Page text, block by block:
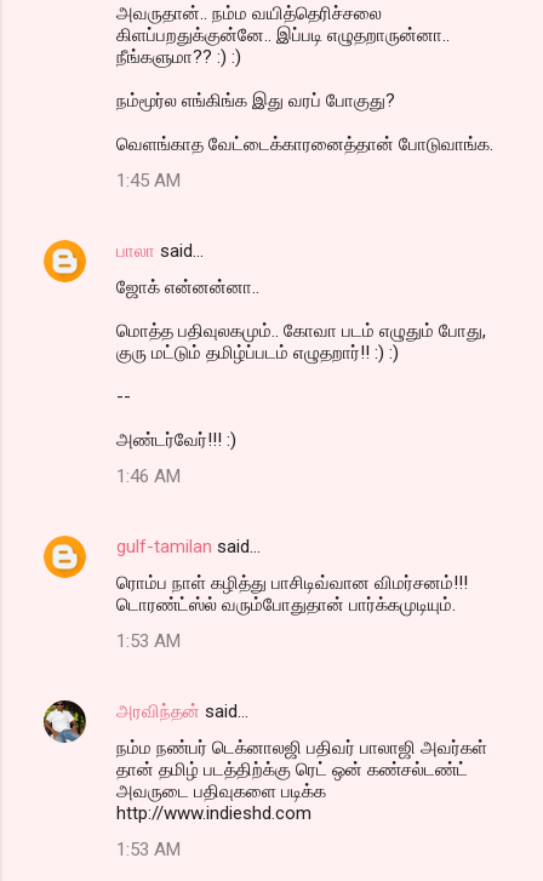
அவருதான்.. நம்ம வயித்தெரிச்சலை
கிளப்பறதுக்குன்னே.. இப்படி எழுதறாருன்னா..
நீங்களுமா?? :) :)
நம்மூர்ல எங்கிங்க இது வரப் போகுது?
வெளங்காத வேட்டைக்காரனைத்தான் போடுவாங்க.
1:45 AM
பாலா said…
ஜோக் என்னன்னா..
மொத்த பதிவுலகமும்.. கோவா படம் எழுதும் போது,
குரு மட்டும் தமிழ்ப்படம் எழுதறார்!! :) :)
--
அண்டர்வேர்!!! :)
1:46 AM
gulf-tamilan said…
ரொம்ப நாள் கழித்து பாசிடிவ்வான விமர்சனம்!!!
டொரண்ட்ஸ்ல் வரும்போதுதான் பார்க்கமுடியும்.
1:53 AM
அரவிந்தன் said…
நம்ம நண்பர் டெக்னாலஜி பதிவர் பாலாஜி அவர்கள்
தான் தமிழ் படத்திற்க்கு ரெட் ஒன் கண்சல்டண்ட்
அவருடை பதிவுகளை படிக்க
http://www.indieshd.com
1:53 AM